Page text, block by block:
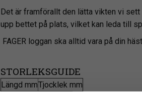
Det är framförallt den lätta vikten vi
upp bettet på plats, vilket kan leda till
FAGER loggan ska alltid vara på din
STORLEKSGUIDE
Längd mmTjocklek mm